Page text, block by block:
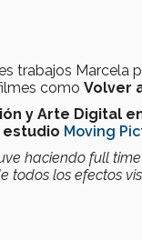
trabajos Marcela
como Volver
y Arte Digital
Moving
haciendo full
todos los efectos